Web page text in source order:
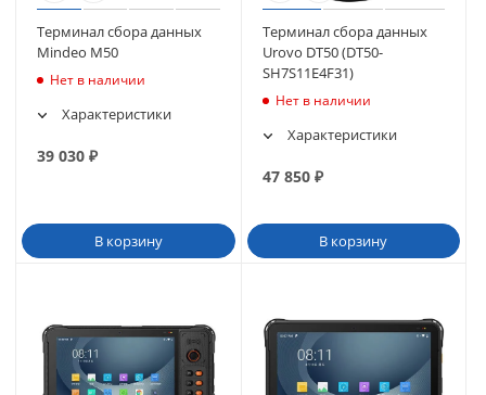
Терминал сбора данных
Mindeo M50
Нет в наличии
Характеристики
39 030 ₽
В корзину
Терминал сбора данных
Urovo DT50 (DT50-
SH7S11E4F31)
Нет в наличии
Характеристики
47 850₽
В корзину